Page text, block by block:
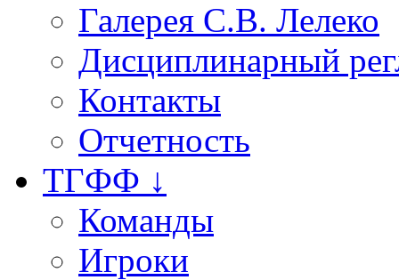
Галерея С.В. Лелеко
Дисциплинарный
Контакты
Отчетность
ТГФФ ↓
Команды
Игроки